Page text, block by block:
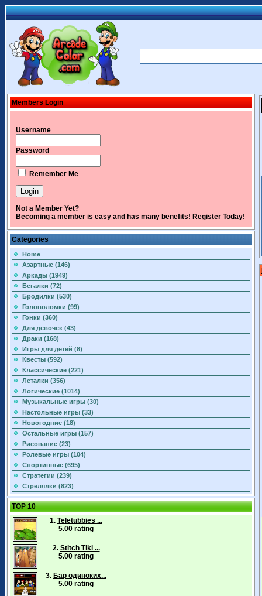
Members Login
Username
Password
Remember Me
Not a Member Yet?
Becoming a member is easy and has many benefits! Register Today!
Categories
Home
Азартные (146)
Аркады (1949)
Бегалки (72)
Бродилки (530)
Головоломки (99)
Гонки (360)
Для девочек (43)
Драки (168)
Игры для детей (8)
Квесты (592)
Классические (221)
Леталки (356)
Логические (1014)
Музыкальные игры (30)
Настольные игры (33)
Новогодние (18)
Остальные игры (157)
Рисование (23)
Ролевые игры (104)
Спортивные (695)
Стратегии (239)
Стрелялки (823)
TOP 10
1. Teletubbies ...
5.00 rating
2. Stitch Tiki ...
5.00 rating
3. Бар одиноких...
5.00 rating